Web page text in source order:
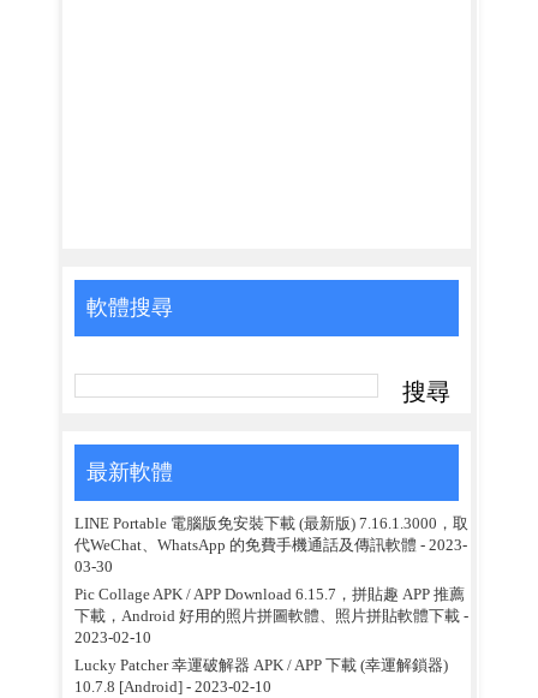
軟體搜尋
最新軟體
LINE Portable 電腦版免安裝下載 (最新版) 7.16.1.3000，取
代WeChat、WhatsApp 的免費手機通話及傳訊軟體 - 2023-
03-30
Pic Collage APK / APP Download 6.15.7，拼貼趣 APP 推薦
下載，Android 好用的照片拼圖軟體、照片拼貼軟體下載-
2023-02-10
Lucky Patcher 幸運破解器 APK / APP 下載 (幸運解鎖器)
10.7.8 [Android] - 2023-02-10